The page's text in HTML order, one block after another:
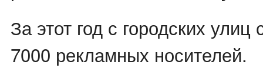
За этот год с городских
7000 рекламных носителей.